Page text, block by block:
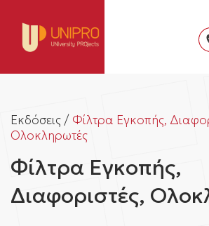
Εκδόσεις / Φίλτρα Εγκοπής,
Ολοκληρωτές
Φίλτρα Εγκοπής,
Διαφοριστές,